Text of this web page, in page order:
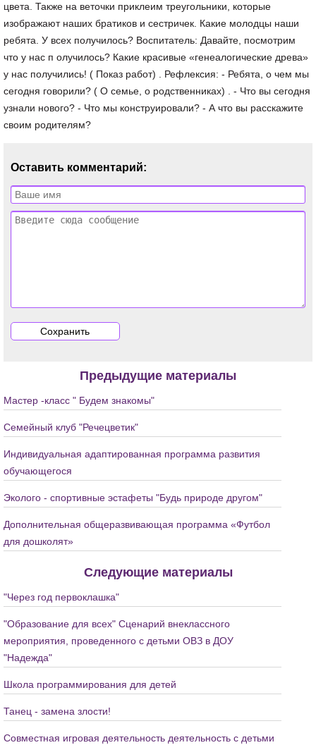
цвета. Также на веточки приклеим треугольники, которые
изображают наших братиков и сестричек. Какие молодцы наши
ребята. У всех получилось? Воспитатель: Давайте, посмотрим
что у нас п олучилось? Какие красивые «генеалогические древа»
у нас получились! ( Показ работ) . Рефлексия: - Ребята, о чем мы
сегодня говорили? ( О семье, о родственниках) . - Что вы сегодня
узнали нового? - Что мы конструировали? - А что вы расскажите
своим родителям?
Оставить комментарий:
Предыдущие материалы
Мастер -класс " Будем знакомы"
Семейный клуб "Речецветик"
Индивидуальная адаптированная программа развития
обучающегося
Эколого - спортивные эстафеты "Будь природе другом"
Дополнительная общеразвивающая программа «Футбол
для дошколят»
Следующие материалы
"Через год первоклашка"
"Образование для всех" Сценарий внеклассного
мероприятия, проведенного с детьми ОВЗ в ДОУ
"Надежда"
Школа программирования для детей
Танец - замена злости!
Совместная игровая деятельность деятельность с детьми